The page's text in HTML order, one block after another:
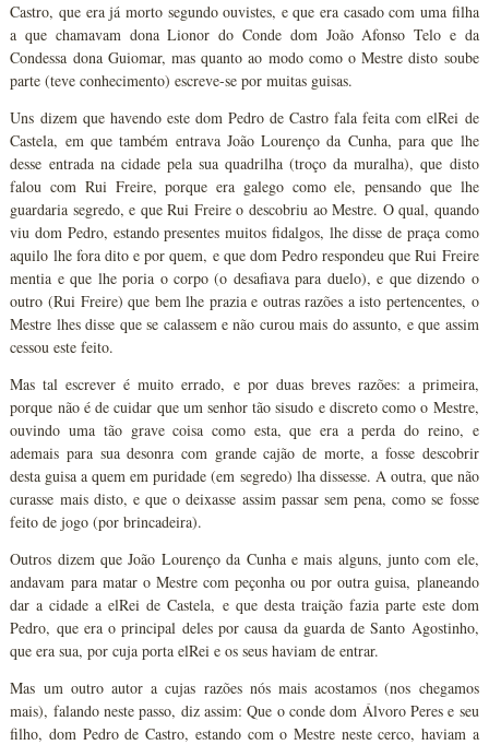
Castro, que era já morto segundo ouvistes, e que era casado com uma filha
a que chamavam dona Lionor do Conde dom João Afonso Telo e da
Condessa dona Guiomar, mas quanto ao modo como o Mestre disto soube
parte (teve conhecimento) escreve-se por muitas guisas.
Uns dizem que havendo este dom Pedro de Castro fala feita com elRei de
Castela, em que também entrava João Lourenço da Cunha, para que lhe
desse entrada na cidade pela sua quadrilha (troço da muralha), que disto
falou com Rui Freire, porque era galego como ele, pensando que lhe
guardaria segredo, e que Rui Freire o descobriu ao Mestre. O qual, quando
viu dom Pedro, estando presentes muitos fidalgos, lhe disse de praça como
aquilo lhe fora dito e por quem, e que dom Pedro respondeu que Rui Freire
mentia e que lhe poria o corpo (o desafiava para duelo), e que dizendo o
outro (Rui Freire) que bem lhe prazia e outras razões a isto pertencentes, o
Mestre lhes disse que se calassem e não curou mais do assunto, e que assim
cessou este feito.
Mas tal escrever é muito errado, e por duas breves razões: a primeira,
porque não é de cuidar que um senhor tão sisudo e discreto como o Mestre,
ouvindo uma tão grave coisa como esta, que era a perda do reino, e
ademais para sua desonra com grande cajão de morte, a fosse descobrir
desta guisa a quem em puridade (em segredo) lha dissesse. A outra, que não
curasse mais disto, e que o deixasse assim passar sem pena, como se fosse
feito de jogo (por brincadeira).
Outros dizem que João Lourenço da Cunha e mais alguns, junto com ele,
andavam para matar o Mestre com peçonha ou por outra guisa, planeando
dar a cidade a elRei de Castela, e que desta traição fazia parte este dom
Pedro, que era o principal deles por causa da guarda de Santo Agostinho,
que era sua, por cuja porta elRei e os seus haviam de entrar.
Mas um outro autor a cujas razões nós mais acostamos (nos chegamos
mais), falando neste passo, diz assim: Que o conde dom Álvoro Peres e seu
filho, dom Pedro de Castro, estando com o Mestre neste cerco, haviam a